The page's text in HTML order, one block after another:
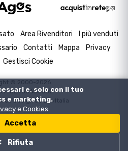
Area Rivenditori
I più venduti
Contatti Mappa
Privacy
Gestisci Cookie
© 2000-2026
02433630502
Design byDevItalia
e, solo con il tuo
e marketing.
e Cookies
Accetta
Rifiuta